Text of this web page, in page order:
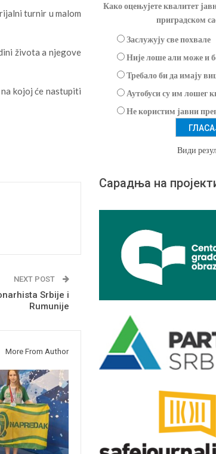
turnir u malom
života a njegove
kojoj će nastupiti
NEXT POST
Srbije i
Rumunije
More From Author
Како оцењујете квалитет
приградском
Заслужују све похвале
Није лоше али може и
Требало би да имају
Аутобуси су им лошег
Не користим јавни
Види
Сарадња на